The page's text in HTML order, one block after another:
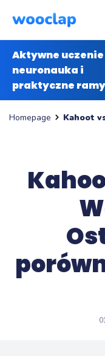
Aktywne
neuronauka i
praktyczne ramy
Homepage Kahoot